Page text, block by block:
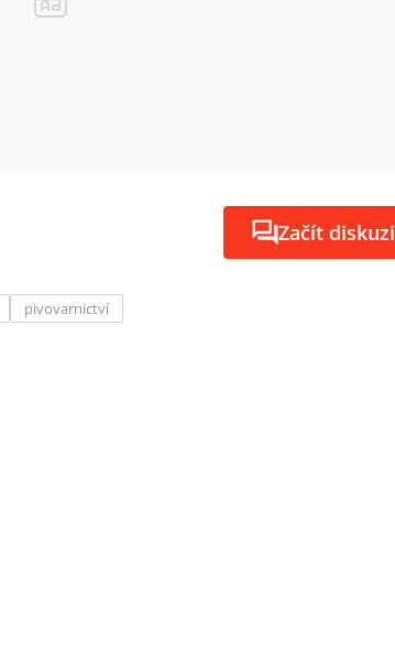
Začít diskuzi
pivovarnictví